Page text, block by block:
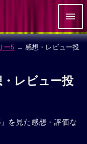
ー5 → 感想・レビュー投
・レビュー投
を見た感想・評価な